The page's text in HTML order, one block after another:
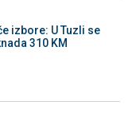
izbore: U Tuzli se
310 KM